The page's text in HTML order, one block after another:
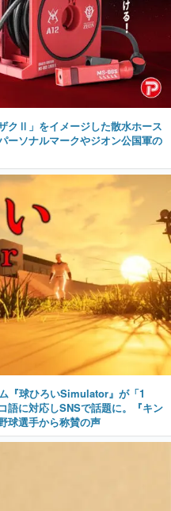
クⅡ」をイメージした散水ホース
ーソナルマークやジオン公国軍の
『球ひろいSimulator』が「1
語に対応しSNSで話題に。『キン
球選手から称賛の声